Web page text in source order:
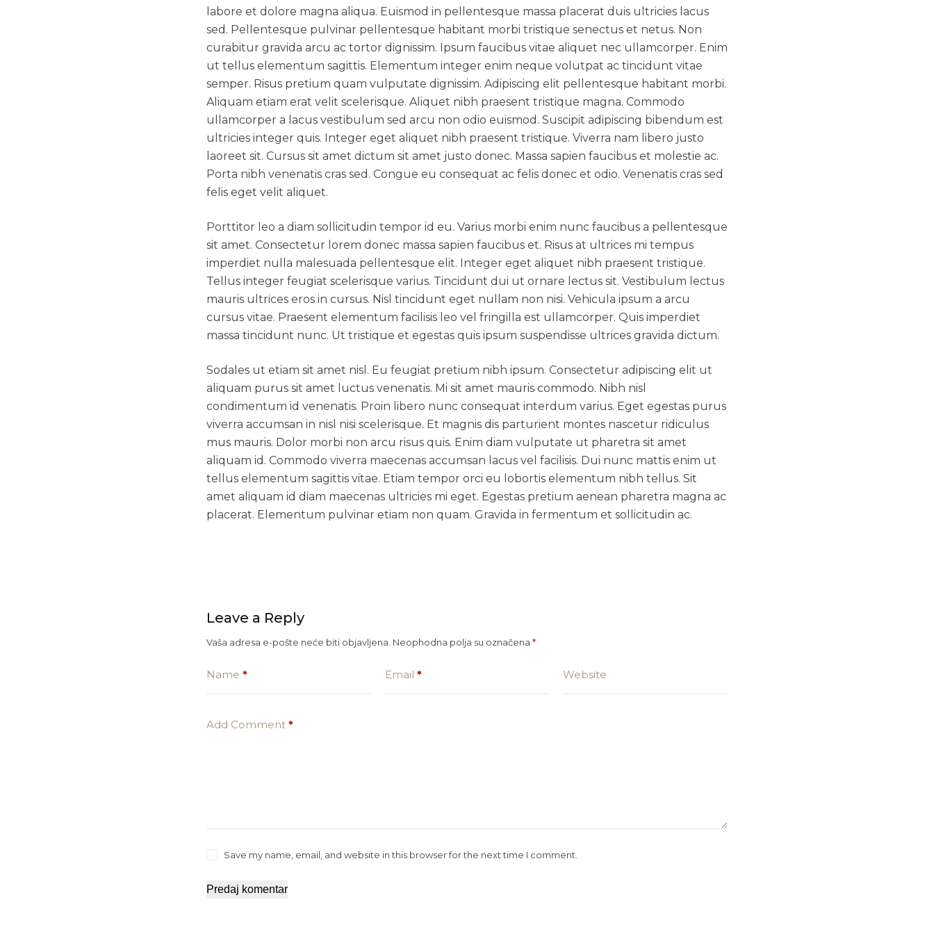
labore et dolore magna aliqua. Euismod in pellentesque massa placerat duis ultricies lacus
sed. Pellentesque pulvinar pellentesque habitant morbi tristique senectus et netus. Non
curabitur gravida arcu ac tortor dignissim. Ipsum faucibus vitae aliquet nec ullamcorper. Enim
ut tellus elementum sagittis. Elementum integer enim neque volutpat ac tincidunt vitae
semper. Risus pretium quam vulputate dignissim. Adipiscing elit pellentesque habitant morbi.
Aliquam etiam erat velit scelerisque. Aliquet nibh praesent tristique magna. Commodo
ullamcorper a lacus vestibulum sed arcu non odio euismod. Suscipit adipiscing bibendum est
ultricies integer quis. Integer eget aliquet nibh praesent tristique. Viverra nam libero justo
laoreet sit. Cursus sit amet dictum sit amet justo donec. Massa sapien faucibus et molestie ac.
Porta nibh venenatis cras sed. Congue eu consequat ac felis donec et odio. Venenatis cras sed
felis eget velit aliquet.
Porttitor leo a diam sollicitudin tempor id eu. Varius morbi enim nunc faucibus a pellentesque
sit amet. Consectetur lorem donec massa sapien faucibus et. Risus at ultrices mi tempus
imperdiet nulla malesuada pellentesque elit. Integer eget aliquet nibh praesent tristique.
Tellus integer feugiat scelerisque varius. Tincidunt dui ut ornare lectus sit. Vestibulum lectus
mauris ultrices eros in cursus. Nisl tincidunt eget nullam non nisi. Vehicula ipsum a arcu
cursus vitae. Praesent elementum facilisis leo vel fringilla est ullamcorper. Quis imperdiet
massa tincidunt nunc. Ut tristique et egestas quis ipsum suspendisse ultrices gravida dictum.
Sodales ut etiam sit amet nisl. Eu feugiat pretium nibh ipsum. Consectetur adipiscing elit ut
aliquam purus sit amet luctus venenatis. Mi sit amet mauris commodo. Nibh nisl
condimentum id venenatis. Proin libero nunc consequat interdum varius. Eget egestas purus
viverra accumsan in nisl nisi scelerisque. Et magnis dis parturient montes nascetur ridiculus
mus mauris. Dolor morbi non arcu risus quis. Enim diam vulputate ut pharetra sit amet
aliquam id. Commodo viverra maecenas accumsan lacus vel facilisis. Dui nunc mattis enim ut
tellus elementum sagittis vitae. Etiam tempor orci eu lobortis elementum nibh tellus. Sit
amet aliquam id diam maecenas ultricies mi eget. Egestas pretium aenean pharetra magna ac
placerat. Elementum pulvinar etiam non quam. Gravida in fermentum et sollicitudin ac.
Leave a Reply
Vaša adresa e-pošte neće biti objavljena. Neophodna polja su označena *
Name * Email * Website
Add Comment *
Save my name, email, and website in this browser for the next time I comment.
Predaj komentar